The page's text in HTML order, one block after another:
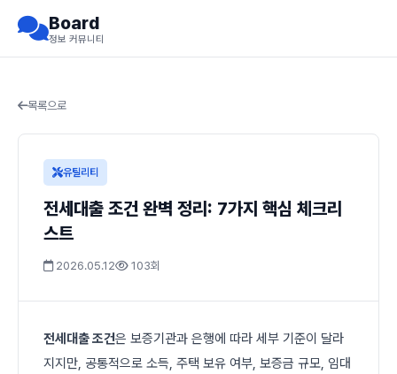
Board
정보 커뮤니티
목록으로
유틸리티
전세대출 조건 완벽 정리: 7가지 핵심 체크리
스트
2026.05.12 103회
전세대출 조건은 보증기관과 은행에 따라 세부 기준이 달라
지지만, 공통적으로 소득, 주택 보유 여부, 보증금 규모, 임대